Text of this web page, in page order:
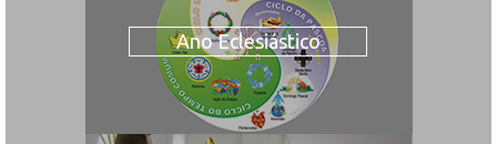
Ano Eclesiástico